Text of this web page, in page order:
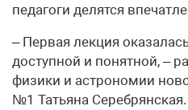
педагоги делятся
– Первая лекция
доступной и понятной, –
физики и астрономии
№1 Татьяна